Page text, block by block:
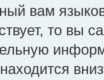
вам
то вы